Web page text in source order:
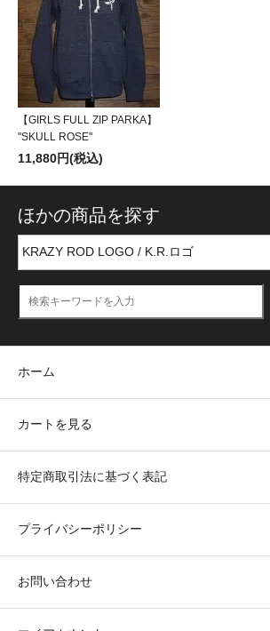
【GIRLS FULL ZIP PARKA】
"SKULL ROSE"
11,880円(税込)
ほかの商品を探す
ホーム
カートを見る
特定商取引法に基づく表記
プライバシーポリシー
お問い合わせ